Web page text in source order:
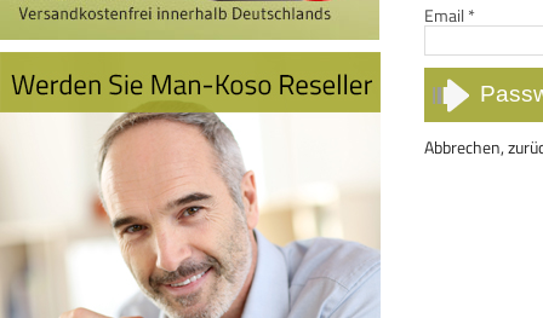
Email*
Abbrechen,